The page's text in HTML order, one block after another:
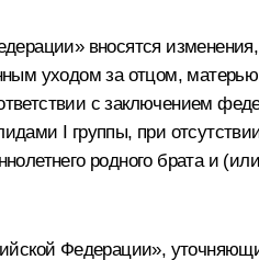
вносятся
уходом за отцом,
с заключением
I группы, при
родного брата и
Федерации»,